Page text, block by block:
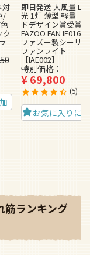
対
/
ク
即日発送 大風量
光 1灯 薄型 軽量 【
ドデザイン賞受賞】
FAZOO FAN
ファズー製シーリ
ファンライト
【IAE002】
特別価格
¥69,800
5
お気に入りに
筋ランキング